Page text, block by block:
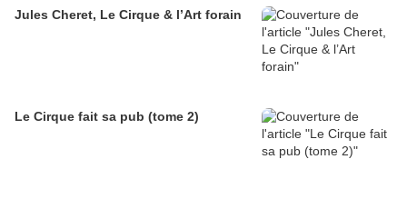
Jules Cheret, Le Cirque & l’Art forain
Le Cirque fait sa pub (tome 2)